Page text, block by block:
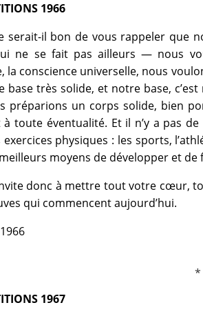
1966
serait-il bon de vous rappeler que
ne se fait pas ailleurs — nous
la conscience universelle, nous
base très solide, et notre base,
préparions un corps solide, bien
toute éventualité. Et il n’y a pas
physiques : les sports,
moyens de développer et de
donc à mettre tout votre cœur,
qui commencent aujourd’hui.
1967